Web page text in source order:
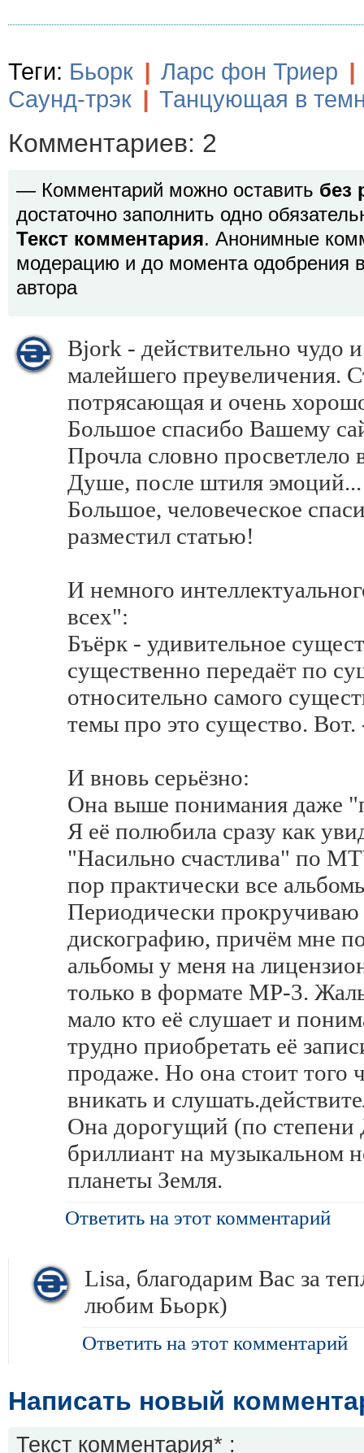
Теги: Бьорк | Ларс фон Триер |
Саунд-трэк | Танцующая в
Комментариев: 2
— Комментарий можно оставить без
достаточно заполнить одно
Текст комментария. Анонимные
модерацию и до момента одобрения
автора
Bjork - действительно чудо
малейшего преувеличения.
потрясающая и очень
Большое спасибо Вашему
Прочла словно просветлело
Душе, после штиля эмоций...
Большое, человеческое
разместил статью!
И немного
всех":
Бъёрк - удивительное
существенно передаёт по
относительно самого
темы про это существо.
И вновь серьёзно:
Она выше понимания даже
Я её полюбила сразу как
"Насильно счастлива" по
пор практически все
Периодически
дискографию, причём мне
альбомы у меня на
только в формате MP-3.
мало кто её слушает и
трудно приобретать её
продаже. Но она стоит того
вникать и
Она дорогущий (по степени
бриллиант на музыкальном
планеты Земля.
Ответить на этот комментарий
Lisa, благодарим Вас за
любим Бьорк)
Ответить на этот комментарий
Написать новый
Текст комментария* :